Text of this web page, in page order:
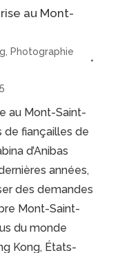
au Mont-
Photographie
au Mont-Saint-
de fiançailles de
d’Anibas
années,
des demandes
Mont-Saint-
du monde
Kong, États-